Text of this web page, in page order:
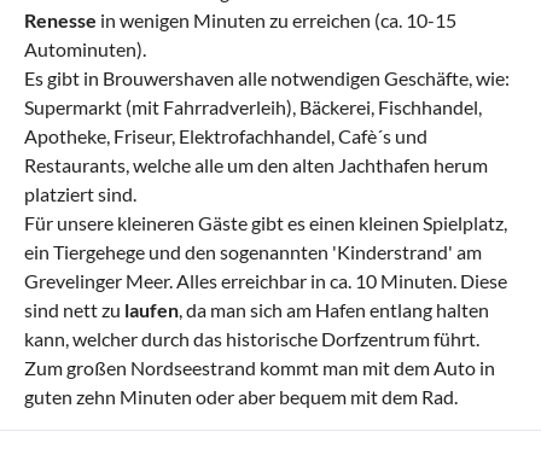
Renesse in wenigen Minuten zu erreichen (ca. 10-15
Autominuten).
Es gibt in Brouwershaven alle notwendigen Geschäfte, wie:
Supermarkt (mit Fahrradverleih), Bäckerei, Fischhandel,
Apotheke, Friseur, Elektrofachhandel, Cafè´s und
Restaurants, welche alle um den alten Jachthafen herum
platziert sind.
Für unsere kleineren Gäste gibt es einen kleinen Spielplatz,
ein Tiergehege und den sogenannten 'Kinderstrand' am
Grevelinger Meer. Alles erreichbar in ca. 10 Minuten. Diese
sind nett zu laufen , da man sich am Hafen entlang halten
kann, welcher durch das historische Dorfzentrum führt.
Zum großen Nordseestrand kommt man mit dem Auto in
guten zehn Minuten oder aber bequem mit dem Rad.